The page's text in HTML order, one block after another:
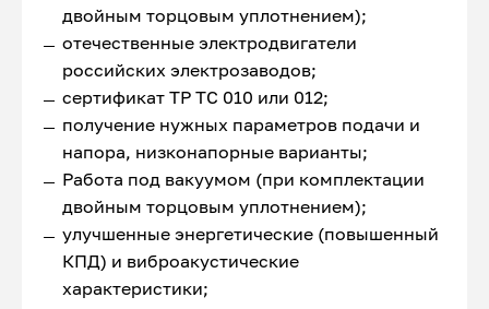
двойным торцовым уплотнением);
отечественные электродвигатели
российских электрозаводов;
сертификат ТР ТС 010 или 012;
получение нужных параметров подачи и
напора, низконапорные варианты;
Работа под вакуумом (при комплектации
двойным торцовым уплотнением);
улучшенные энергетические (повышенный
КПД) и виброакустические
характеристики;